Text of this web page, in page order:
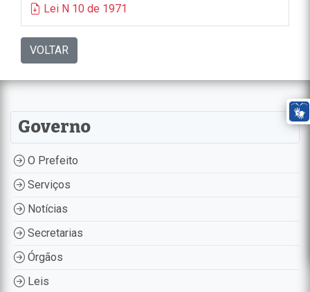
Lei N 10 de 1971
VOLTAR
Governo
O Prefeito
Serviços
Notícias
Secretarias
Órgãos
Leis